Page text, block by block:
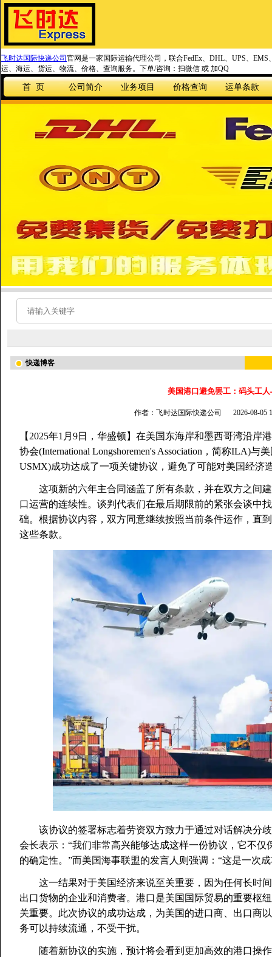
飞时达国际快递公司 官网是一家国际运输代理公司，联合FedEx、DHL、UPS、
运、海运、货运、物流、价格、查询服务。下单/咨询：扫微信 或 加QQ
首 页 公司简介 业务项目 价格查询 运单条款
快递博客
美国港口避免罢工：码头工
作者：飞时达国际快递公司 2026-08-05
【2025年1月9日，华盛顿】在美国东海岸和墨西哥湾沿
协会(International Longshoremen's Association，简称ILA)与
USMX)成功达成了一项关键协议，避免了可能对美国经济
这项新的六年主合同涵盖了所有条款，并在双方之间
口运营的连续性。谈判代表们在最后期限前的紧张会谈中
础。根据协议内容，双方同意继续按照当前条件运作，直
这些条款。
该协议的签署标志着劳资双方致力于通过对话解决分
会长表示：“我们非常高兴能够达成这样一份协议，它不
的确定性。”而美国海事联盟的发言人则强调：“这是一次
这一结果对于美国经济来说至关重要，因为任何长时
出口货物的企业和消费者。港口是美国国际贸易的重要枢
关重要。此次协议的成功达成，为美国的进口商、出口商
务可以持续流通，不受干扰。
随着新协议的实施，预计将会看到更加高效的港口操